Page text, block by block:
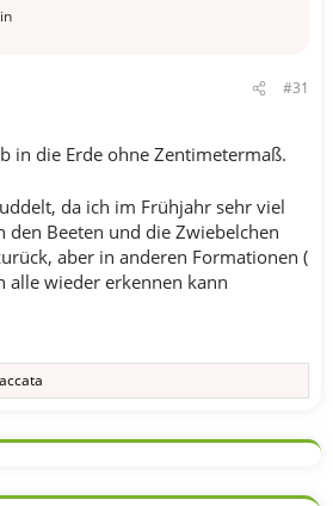
#31
in die Erde ohne Zentimetermaß.
da ich im Frühjahr sehr viel
den Beeten und die Zwiebelchen
aber in anderen Formationen (
alle wieder erkennen kann